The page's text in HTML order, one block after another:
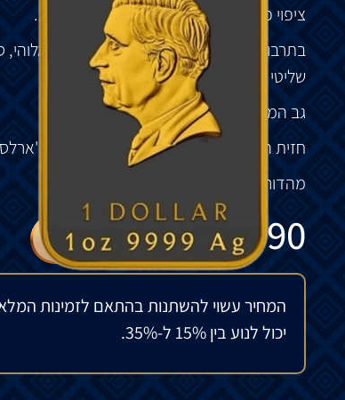
ציפוי פלטינה שחורהבצורהמלבנית ייחודית.
בתרבות
הסינית,הדרקוןנערץכייצור אלוהי,
שליטי
ומזגהאוויר.
גב המטיל מציגדרקון סיני בציפוי זהב.
חזיתהמטבע מציגאתהודמלכותו 'ארלס
מהדורה מוגבלת של 100 יחידות בלבד!
790
₪ להזמנה מיוחדת
המחיר עשוי להשתנות בהתאם לזמינות
יכול לנוע בין 15% ל-35%.